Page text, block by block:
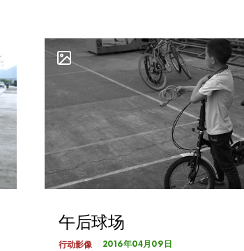
午后球场
行动影像 2016年04月09日